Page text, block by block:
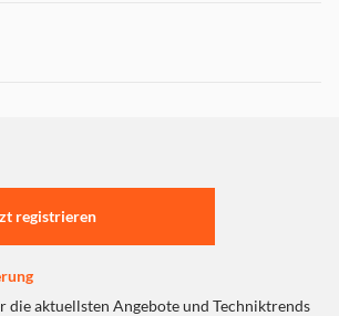
registrieren
die aktuellsten Angebote und Techniktrends